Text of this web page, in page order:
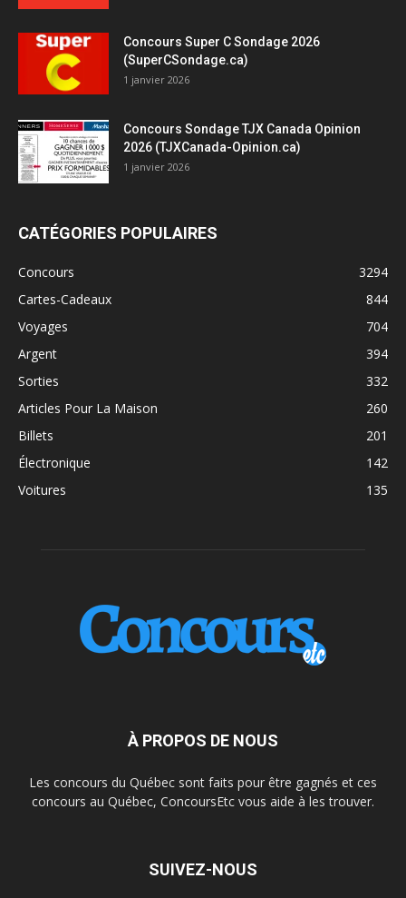
Concours Super C Sondage 2026
(SuperCSondage.ca)
1 janvier 2026
Concours Sondage TJX Canada Opinion
2026 (TJXCanada-Opinion.ca)
1 janvier 2026
CATÉGORIES POPULAIRES
Concours
3294
Cartes-Cadeaux
844
Voyages
704
Argent
394
Sorties
332
Articles Pour La Maison
260
Billets
201
Électronique
142
Voitures
135
À PROPOS DE NOUS
Les concours du Québec sont faits pour être gagnés et ces
concours au Québec, ConcoursEtc vous aide à les trouver.
SUIVEZ-NOUS